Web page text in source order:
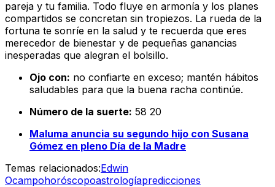
pareja y tu familia. Todo fluye en armonía y los planes
compartidos se concretan sin tropiezos. La rueda de la
fortuna te sonríe en la salud y te recuerda que eres
merecedor de bienestar y de pequeñas ganancias
inesperadas que alegran el bolsillo.
Ojo con: no confiarte en exceso; mantén hábitos
saludables para que la buena racha continúe.
Número de la suerte: 58 20
Maluma anuncia su segundo hijo con Susana
Gómez en pleno Día de la Madre
Temas relacionados:Edwin
Ocampohoróscopoastrologíapredicciones